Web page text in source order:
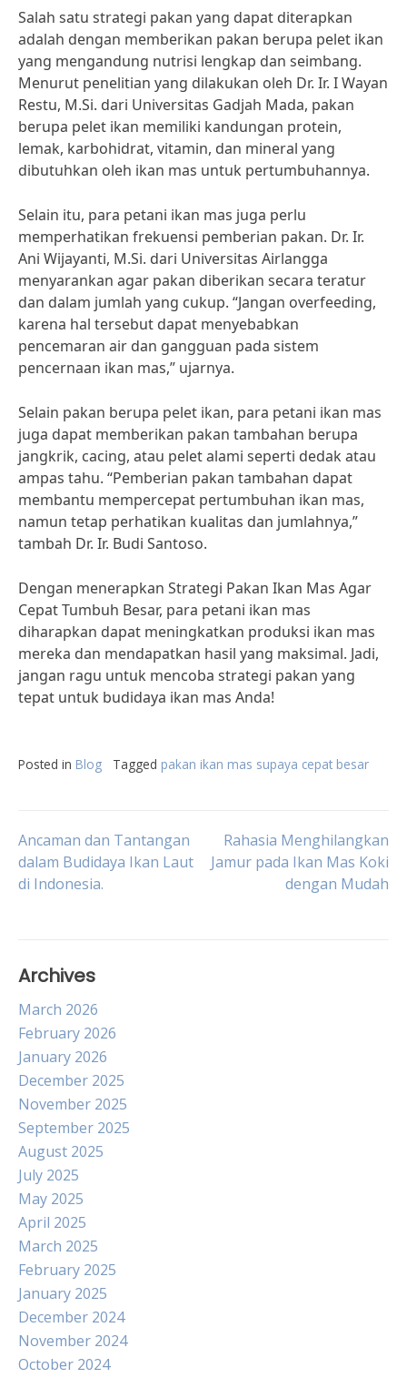
Salah satu strategi pakan yang dapat diterapkan
adalah dengan memberikan pakan berupa pelet ikan
yang mengandung nutrisi lengkap dan seimbang.
Menurut penelitian yang dilakukan oleh Dr. Ir. I Wayan
Restu, M.Si. dari Universitas Gadjah Mada, pakan
berupa pelet ikan memiliki kandungan protein,
lemak, karbohidrat, vitamin, dan mineral yang
dibutuhkan oleh ikan mas untuk pertumbuhannya.
Selain itu, para petani ikan mas juga perlu
memperhatikan frekuensi pemberian pakan. Dr. Ir.
Ani Wijayanti, M.Si. dari Universitas Airlangga
menyarankan agar pakan diberikan secara teratur
dan dalam jumlah yang cukup. “Jangan overfeeding,
karena hal tersebut dapat menyebabkan
pencemaran air dan gangguan pada sistem
pencernaan ikan mas,” ujarnya.
Selain pakan berupa pelet ikan, para petani ikan mas
juga dapat memberikan pakan tambahan berupa
jangkrik, cacing, atau pelet alami seperti dedak atau
ampas tahu. “Pemberian pakan tambahan dapat
membantu mempercepat pertumbuhan ikan mas,
namun tetap perhatikan kualitas dan jumlahnya,”
tambah Dr. Ir. Budi Santoso.
Dengan menerapkan Strategi Pakan Ikan Mas Agar
Cepat Tumbuh Besar, para petani ikan mas
diharapkan dapat meningkatkan produksi ikan mas
mereka dan mendapatkan hasil yang maksimal. Jadi,
jangan ragu untuk mencoba strategi pakan yang
tepat untuk budidaya ikan mas Anda!
Posted in Blog Tagged pakan ikan mas supaya cepat besar
Post
navigation
Ancaman dan Tantangan
dalam Budidaya Ikan Laut
di Indonesia.
Rahasia Menghilangkan
Jamur pada Ikan Mas Koki
dengan Mudah
Archives
March 2026
February 2026
January 2026
December 2025
November 2025
September 2025
August 2025
July 2025
May 2025
April 2025
March 2025
February 2025
January 2025
December 2024
November 2024
October 2024